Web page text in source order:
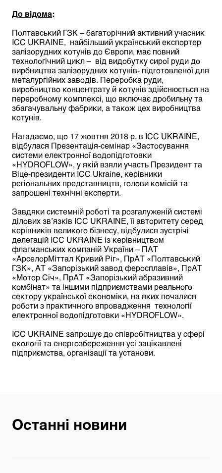
До відома:
Полтавський ГЗК – багаторічний активний учасник
ICC UKRAINE, найбільший український експортер
залізорудних котунів до Європи, має повний
технологічний цикл – від видобутку сирої руди до
вирбництва залізорудних котунів- підготовленої для
металургійних заводів. Переробка руди,
виробництво концентрату й котунів здійснюється на
переробному комплексі, що включає дробильну та
збагачувальну фабрики, а також цех виробництва
котунів.
Нагадаємо, що 17 жовтня 2018 р. в ICC UKRAINE,
відбулася Презентація-семінар «Застосування
системи електронної водопідготовки
«HYDROFLOW», у якій взяли участь Президент та
Віце-президенти ICC Ukraine, керівники
регіональних представництв, голови комісій та
запрошені технічні експерти.
Завдяки системній роботі та розгалуженій системі
ділових зв’язків ICC UKRAINE, її авторитету серед
керівників великого бізнесу, відбулися зустрічі
делегацій ICC UKRAINE із керівництвом
флагманських компаній України – ПАТ
«АрселорМіттал Кривий Ріг», ПрАТ «Полтавський
ГЗК», АТ «Запорізький завод феросплавів», ПрАТ
«Мотор Січ», ПрАТ «Запорізький абразивний
комбінат» та іншими підприємствами реального
сектору української економіки, на яких почалися
роботи з практичного впровадження технології
електронної водопідготовки «HYDROFLOW».
ICC UKRAINE запрошує до співробітництва у сфері
екології та енергозбереження усі зацікавлені
підприємства, організації та установи.
Останні новини